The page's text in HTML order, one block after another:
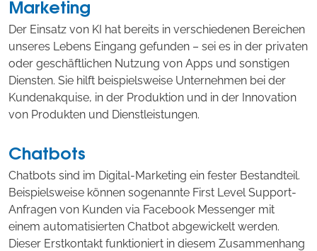
Marketing
Der Einsatz von KI hat bereits in verschiedenen Bereichen
unseres Lebens Eingang gefunden – sei es in der privaten
oder geschäftlichen Nutzung von Apps und sonstigen
Diensten. Sie hilft beispielsweise Unternehmen bei der
Kundenakquise, in der Produktion und in der Innovation
von Produkten und Dienstleistungen.
Chatbots
Chatbots sind im Digital-Marketing ein fester Bestandteil.
Beispielsweise können sogenannte First Level Support-
Anfragen von Kunden via Facebook Messenger mit
einem automatisierten Chatbot abgewickelt werden.
Dieser Erstkontakt funktioniert in diesem Zusammenhang